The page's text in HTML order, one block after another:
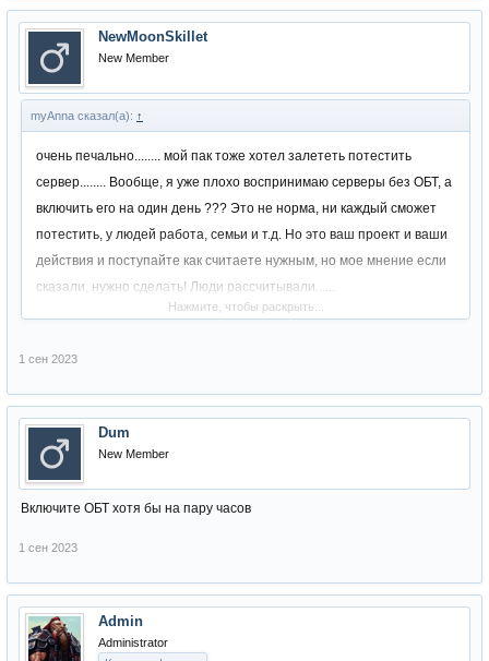
NewMoonSkillet
New Member
myAnna сказал(а): ↑
очень печально........ мой пак тоже хотел залететь потестить
сервер........ Вообще, я уже плохо воспринимаю серверы без ОБТ, а
включить его на один день ??? Это не норма, ни каждый сможет
потестить, у людей работа, семьи и т.д. Но это ваш проект и ваши
действия и поступайте как считаете нужным, но мое мнение если
сказали, нужно сделать! Люди рассчитывали......
Нажмите, чтобы раскрыть...
1 сен 2023
Dum
New Member
Включите ОБТ хотя бы на пару часов
1 сен 2023
Admin
Administrator